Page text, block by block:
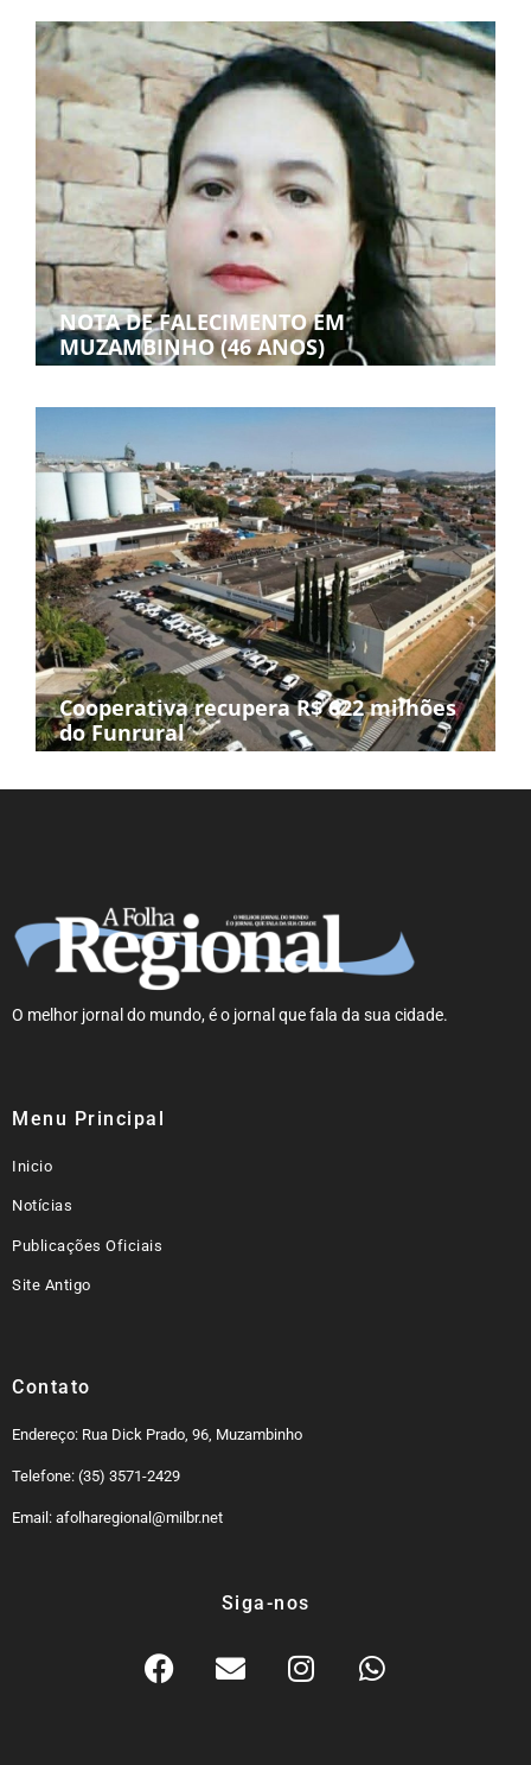
NOTA DE FALECIMENTO EM
MUZAMBINHO (46 ANOS)
Cooperativa recupera R$ 622 milhões
do Funrural
O melhor jornal do mundo, é o jornal que fala da sua cidade.
Menu Principal
Inicio
Notícias
Publicações Oficiais
Site Antigo
Contato
Endereço: Rua Dick Prado, 96, Muzambinho
Telefone: (35) 3571-2429
Email: afolharegional@milbr.net
Siga-nos